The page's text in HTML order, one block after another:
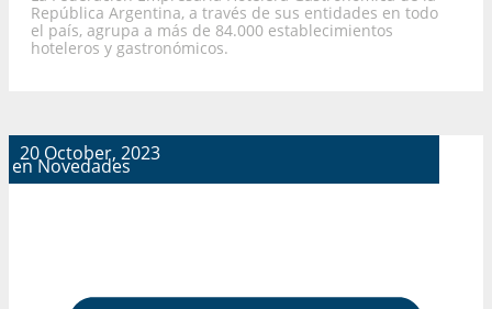
República Argentina, a través de sus entidades en todo
el país, agrupa a más de 84.000 establecimientos
hoteleros y gastronómicos.
20 October, 2023
enNovedades